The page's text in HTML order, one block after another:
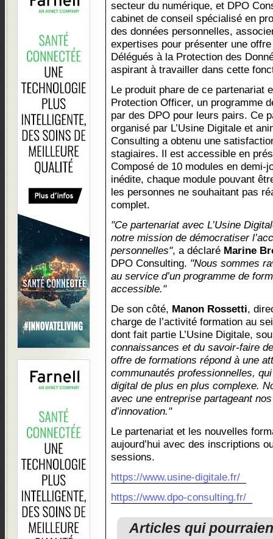
secteur du numérique, et DPO
cabinet de conseil spécialisé en
des données personnelles,
expertises pour présenter une
Délégués à la Protection des
aspirant à travailler dans cette
Le produit phare de ce partenariat
Protection Officer, un programme
par des DPO pour leurs pairs. Ce
organisé par L’Usine Digitale et
Consulting a obtenu une
stagiaires. Il est accessible en
Composé de 10 modules en demi-
inédite, chaque module pouvant
les personnes ne souhaitant pas
complet.
"Ce partenariat avec L’Usine
notre mission de démocratiser
personnelles", a déclaré Marine
DPO Consulting. "Nous sommes
au service d’un programme de
accessible."
De son côté, Manon Rossetti,
charge de l’activité formation au
dont fait partie L’Usine Digitale,
connaissances et du savoir-faire
offre de formations répond à une
communautés professionnelles,
digital de plus en plus complexe.
avec une entreprise partageant
d’innovation."
Le partenariat et les nouvelles
aujourd’hui avec des inscriptions
sessions.
https://www.usine-digitale.fr/
https://www.dpo-consulting.fr/
Articles qui